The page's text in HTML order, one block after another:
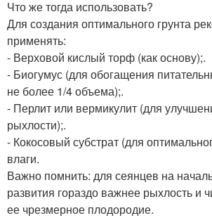
Что же тогда использовать?
Для создания оптимального грунта
применять:
- Верховой кислый торф (как основу);.
- Биогумус (для обогащения
не более 1/4 объема);.
- Перлит или вермикулит (для
рыхлости);.
- Кокосовый субстрат (для
влаги.
Важно помнить: для сеянцев на
развития гораздо важнее рыхлость и
ее чрезмерное плодородие.